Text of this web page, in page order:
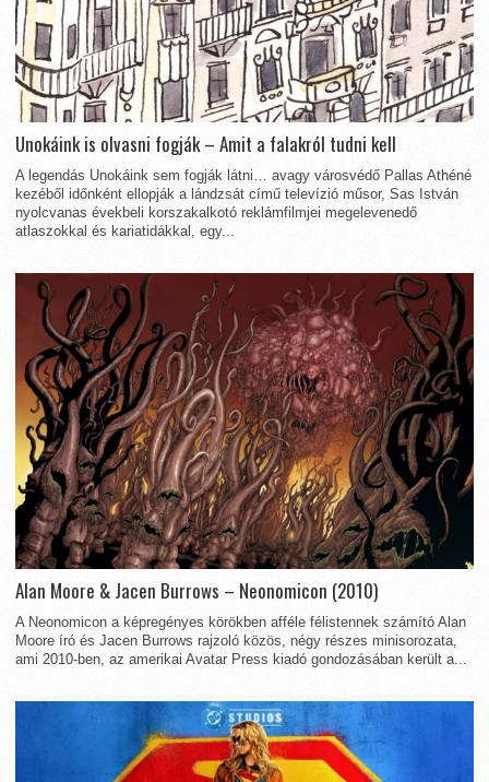
Unokáink is olvasni fogják – Amit a falakról tudni kell
A legendás Unokáink sem fogják látni… avagy városvédő Pallas Athéné
kezéből időnként ellopják a lándzsát című televízió műsor, Sas István
nyolcvanas évekbeli korszakalkotó reklámfilmjei megelevenedő
atlaszokkal és kariatidákkal, egy...
Alan Moore & Jacen Burrows – Neonomicon (2010)
A Neonomicon a képregényes körökben afféle félistennek számító Alan
Moore író és Jacen Burrows rajzoló közös, négy részes minisorozata,
ami 2010-ben, az amerikai Avatar Press kiadó gondozásában került a...